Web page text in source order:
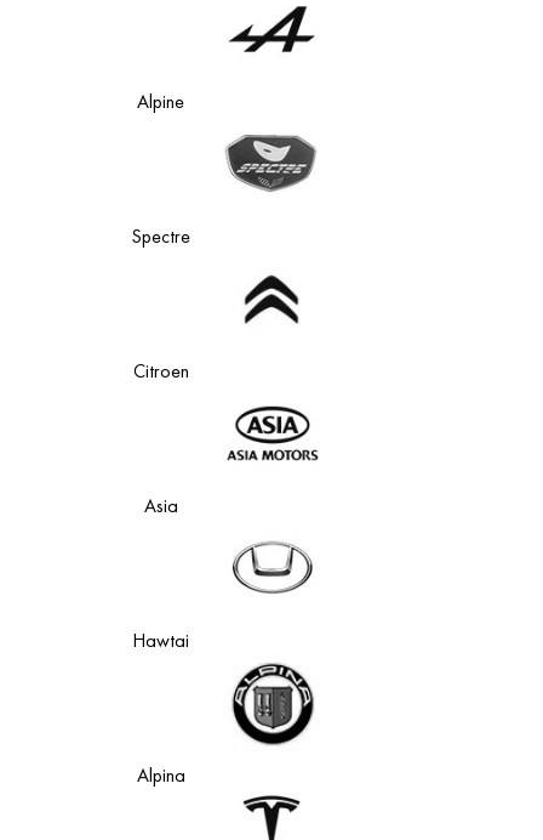
Alpine
Spectre
Citroen
Asia
Hawtai
Alpina